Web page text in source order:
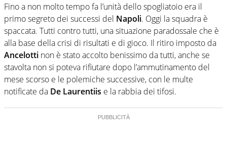
Fino a non molto tempo fa l’unità dello spogliatoio era il
primo segreto dei successi del Napoli. Oggi la squadra è
spaccata. Tutti contro tutti, una situazione paradossale che è
alla base della crisi di risultati e di gioco. Il ritiro imposto da
Ancelotti non è stato accolto benissimo da tutti, anche se
stavolta non si poteva rifiutare dopo l’ammutinamento del
mese scorso e le polemiche successive, con le multe
notificate da De Laurentiis e la rabbia dei tifosi.